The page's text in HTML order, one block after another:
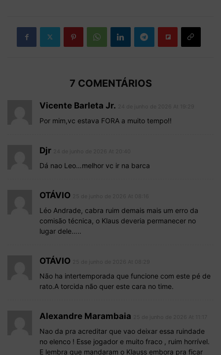
7 COMENTÁRIOS
Vicente Barleta Jr.
Por mim,vc estava FORA a muito tempo!!
Djr
Dá nao Leo…melhor vc ir na barca
OTÁVIO
Léo Andrade, cabra ruim demais mais um erro da
comisão técnica, o Klaus deveria permanecer no
lugar dele…..
OTÁVIO
Não ha intertemporada que funcione com este pé de
rato.A torcida não quer este cara no time.
Alexandre Marambaia
Nao da pra acreditar que vao deixar essa ruindade
no elenco ! Esse jogador e muito fraco , ruim horrível.
E lembra que mandaram o Klauss embora pra ficar